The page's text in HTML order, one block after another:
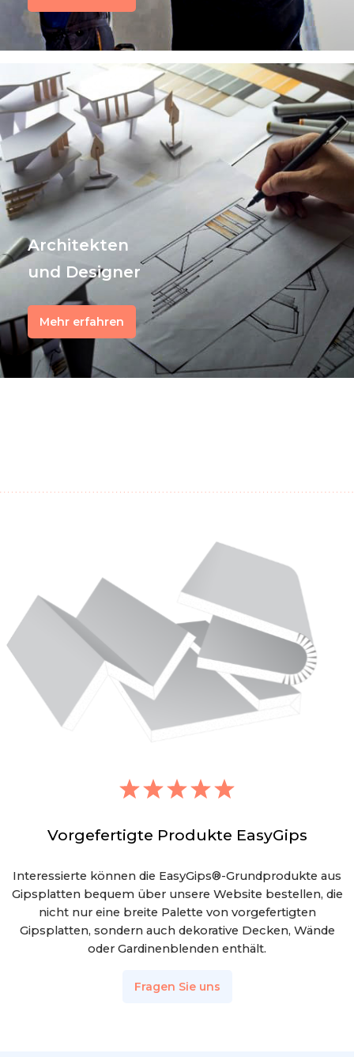
Architekten
und Designer
Mehr erfahren
Vorgefertigte Produkte EasyGips
Interessierte können die EasyGips®-Grundprodukte aus
Gipsplatten bequem über unsere Website bestellen, die
nicht nur eine breite Palette von vorgefertigten
Gipsplatten, sondern auch dekorative Decken, Wände
oder Gardinenblenden enthält.
Fragen Sie uns